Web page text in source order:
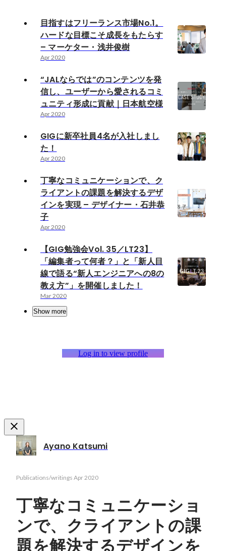
目指すはフリーランス市場No.1。
ハードな目標こそ成長をもたらす
– マーケター・浅井俊樹
Apr 2020
“JALならでは”のコンテンツを発
信し、ユーザーから愛されるコミ
ュニティ形成に貢献｜日本航空様
Apr 2020
GIGに新卒社員4名が入社しまし
た！
Apr 2020
丁寧なコミュニケーションで、ク
ライアントの課題を解決するデザ
インを実現 – デザイナー・石井恭
子
Apr 2020
【GIG勉強会Vol. 35／LT23】
「編集者って何者？」と「新人目
線で語る“新人エンジニアへの8の
教え方”」を開催しました！
Mar 2020
Show more
Log in to view profile
Ayano Katsumi
Publications/writings Apr 2020
丁寧なコミュニケーショ
ンで、クライアントの課
題を解決するデザインを